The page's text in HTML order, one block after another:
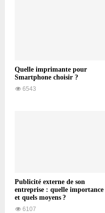
Quelle imprimante pour
Smartphone choisir ?
6543
Publicité externe de son
entreprise : quelle importance
et quels moyens ?
6107